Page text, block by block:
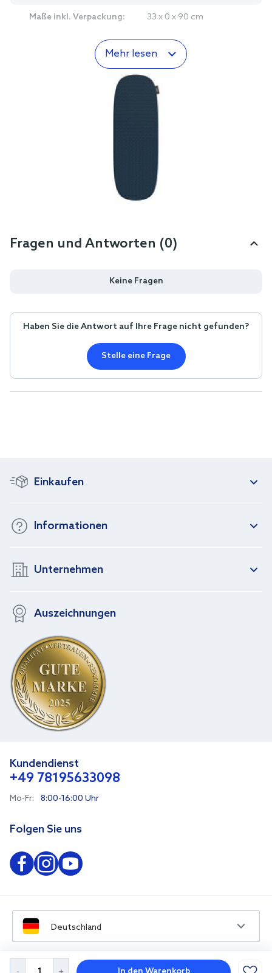
Maße inkl. Verpackung: 33 x 0 x 90 cm
Mehr lesen
Fragen und Antworten (0)
Keine Fragen
Haben Sie die Antwort auf Ihre Frage nicht gefunden?
Stelle eine Frage
Einkaufen
Informationen
Unternehmen
Auszeichnungen
Kundendienst
+49 78195633098
Mo-Fr: 8:00-16:00 Uhr
Folgen Sie uns
Deutschland